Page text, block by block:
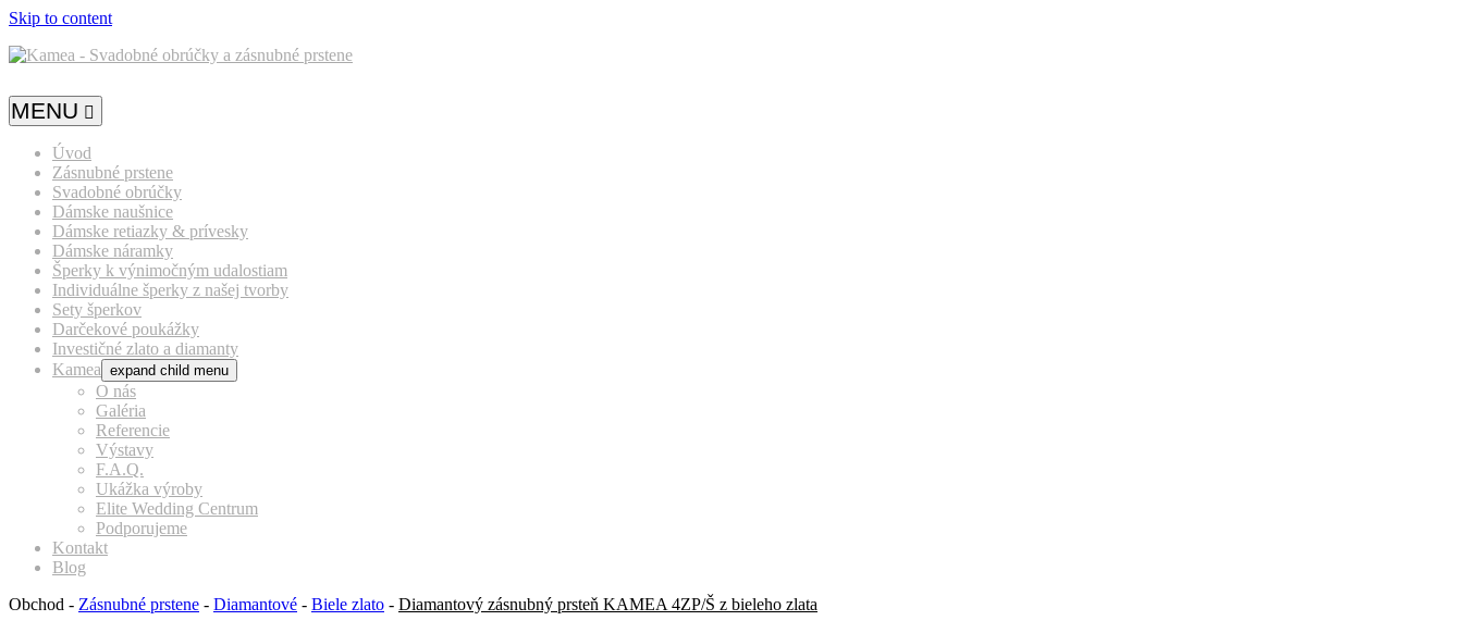
Skip to content
MENU
Úvod
Zásnubné prstene
Svadobné obrúčky
Dámske naušnice
Dámske retiazky & prívesky
Dámske náramky
Šperky k výnimočným udalostiam
Individuálne šperky z našej tvorby
Sety šperkov
Darčekové poukážky
Investičné zlato a diamanty
Kamea expand child menu
O nás
Galéria
Referencie
Výstavy
F.A.Q.
Ukážka výroby
Elite Wedding Centrum
Podporujeme
Kontakt
Blog
Obchod - Zásnubné prstene - Diamantové - Biele zlato - Diamantový zásnubný prsteň KAMEA 4ZP/Š z bieleho zlata